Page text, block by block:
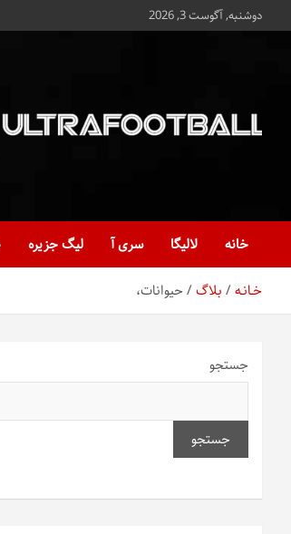
محتوا
دوشنبه, آگوست 3, 2026
Ultrafootball
خانه
لالیگا سری آ لیگ جزیره
خـانـه بلاگ حیوانات،
جستجو
جستجو